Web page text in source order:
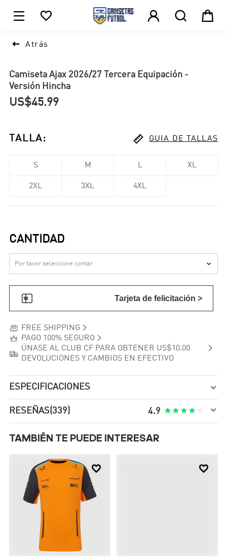
    
 Atrás
Camiseta Ajax 2026/27 Tercera Equipación -
Versión Hincha
US$45.99
TALLA:  GUIA DE TALLAS
S M L XL
2XL 3XL 4XL
CANTIDAD

 Tarjeta de felicitación >
 FREE SHIPPING

PAGO 100% SEGURO

ÚNASE AL CLUB CF PARA OBTENER US$10.00
DEVOLUCIONES Y CAMBIOS EN EFECTIVO

ESPECIFICACIONES 
RESEÑAS(339) 4.9     
TAMBIÉN TE PUEDE INTERESAR
 